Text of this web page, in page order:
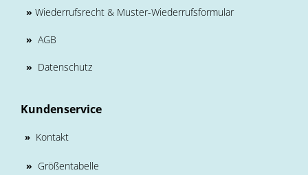
» Wiederrufsrecht & Muster-Wiederrufsformular
» AGB
» Datenschutz
Kundenservice
» Kontakt
» Größentabelle